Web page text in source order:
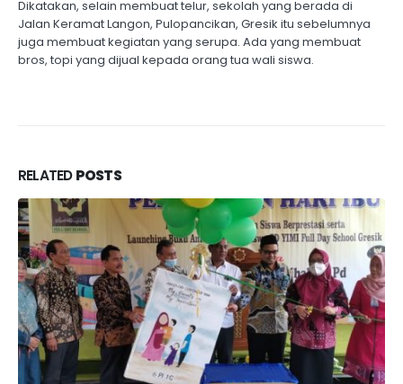
Dikatakan, selain membuat telur, sekolah yang berada di
Jalan Keramat Langon, Pulopancikan, Gresik itu sebelumnya
juga membuat kegiatan yang serupa. Ada yang membuat
bros, topi yang dijual kepada orang tua wali siswa.
RELATEDPOSTS